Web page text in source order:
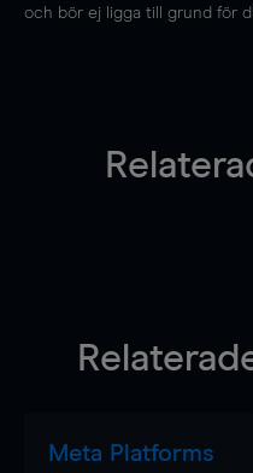
och bör ej ligga till grund för
Meta Platforms